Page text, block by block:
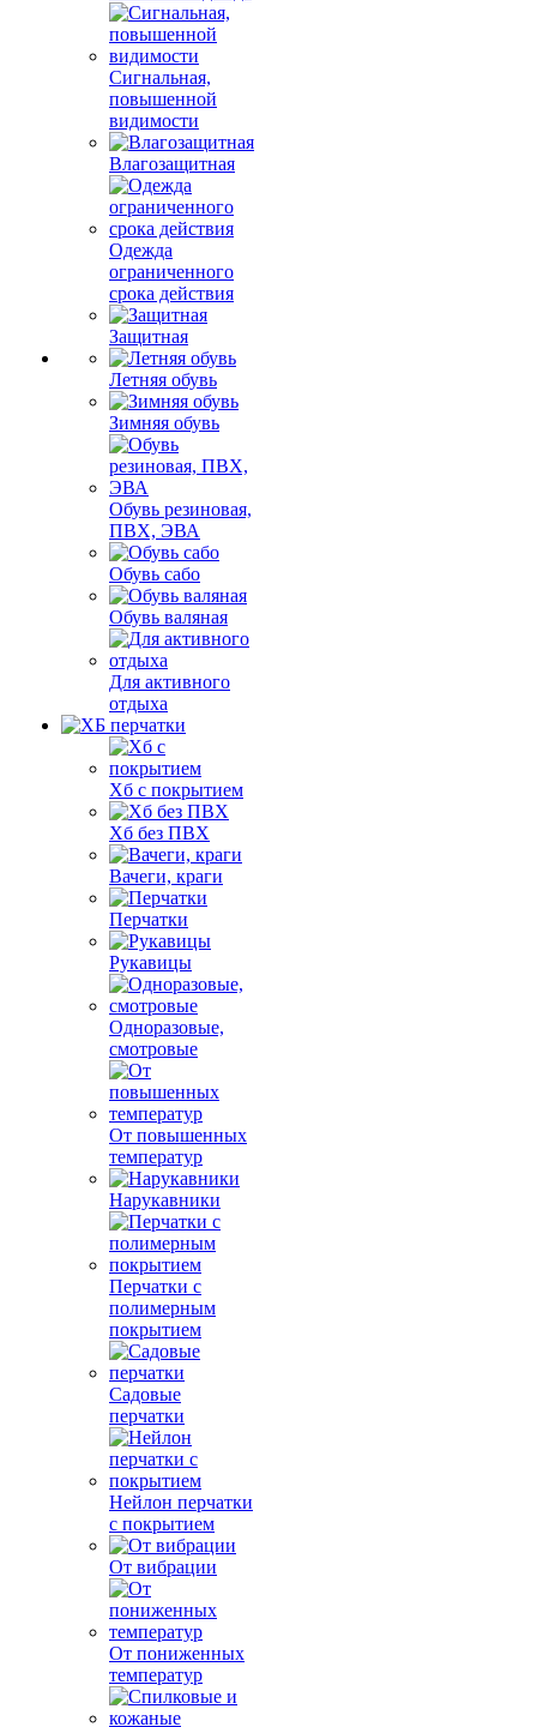
Сигнальная,
повышенной
видимости
Влагозащитная
Одежда
ограниченного
срока действия
Защитная
Летняя обувь
Зимняя обувь
Обувь резиновая,
ПВХ, ЭВА
Обувь сабо
Обувь валяная
Для активного
отдыха
Хб с покрытием
Хб без ПВХ
Вачеги, краги
Перчатки
Рукавицы
Одноразовые,
смотровые
От повышенных
температур
Нарукавники
Перчатки с
полимерным
покрытием
Садовые
перчатки
Нейлон перчатки
с покрытием
От вибрации
От пониженных
температур